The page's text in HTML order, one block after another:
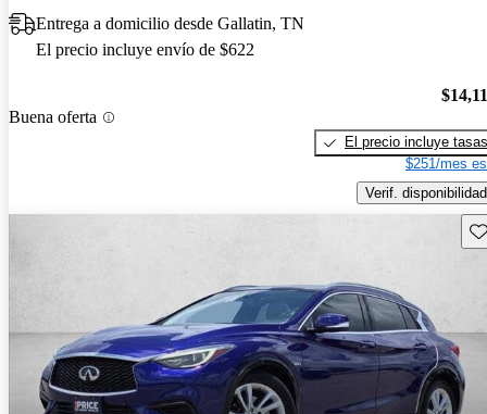
Entrega a domicilio desde Gallatin, TN
El precio incluye envío de $622
Buena oferta
El precio incluye tasas
$251/mes
Verif. disponibilidad